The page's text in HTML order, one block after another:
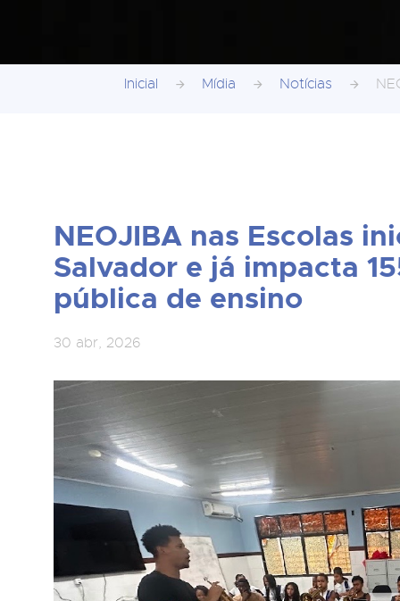
Inicial Mídia Notícias
NEOJIBA nas Escolas
Salvador e já impacta
pública de ensino
30 abr, 2026